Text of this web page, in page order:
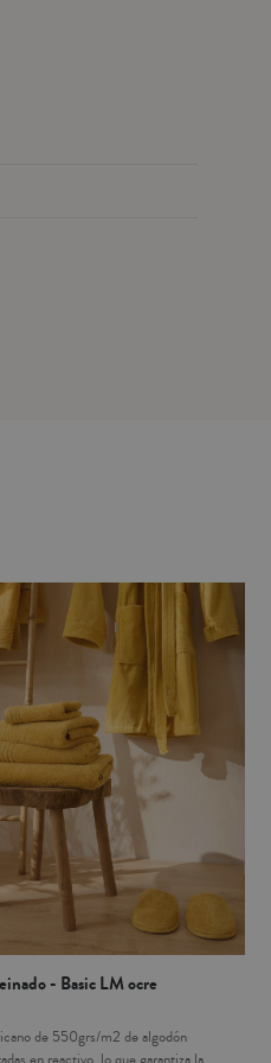
- Basic LM ocre
de 550grs/m2 de algodón